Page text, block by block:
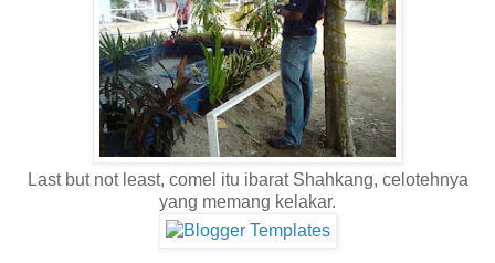
Last but not least, comel itu ibarat Shahkang, celotehnya
yang memang kelakar.